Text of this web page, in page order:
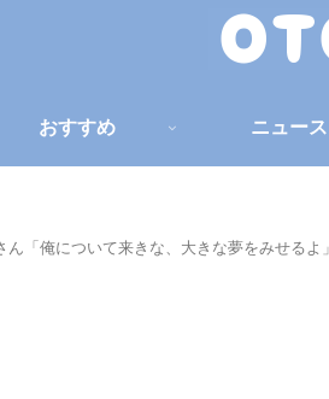
おすすめ ニュース
ん「俺について来きな、大きな夢をみせるよ